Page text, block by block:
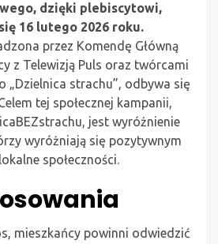
dzięki plebiscytowi,
16 lutego 2026 roku.
przez Komendę Główną
z Telewizją Puls oraz twórcami
„Dzielnica strachu”, odbywa się
tej społecznej kampanii,
jest wyróżnienie
wyróżniają się pozytywnym
społeczności.
mieszkańcy powinni odwiedzić